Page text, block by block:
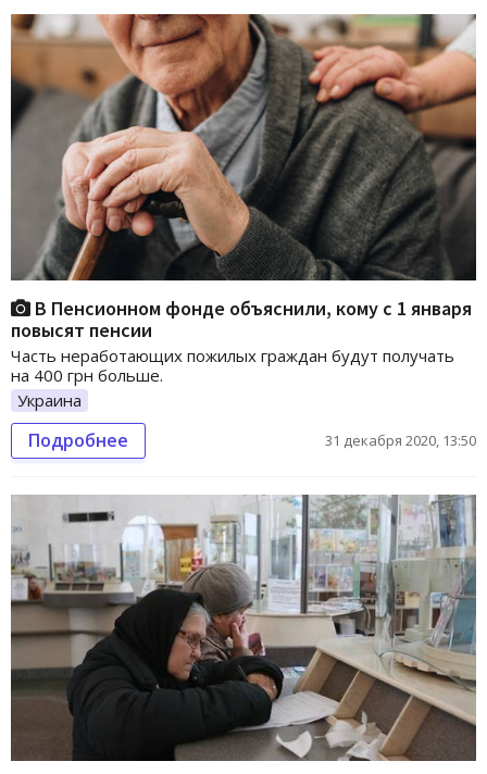
В Пенсионном фонде объяснили, кому с 1 января
повысят пенсии
Часть неработающих пожилых граждан будут получать
на 400 грн больше.
Украина
Подробнее 31 декабря 2020, 13:50